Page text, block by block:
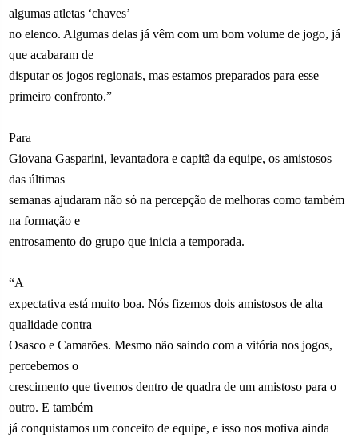
algumas atletas ‘chaves’
no elenco. Algumas delas já vêm com um bom volume de jogo, já
que acabaram de
disputar os jogos regionais, mas estamos preparados para esse
primeiro confronto.”
Para
Giovana Gasparini, levantadora e capitã da equipe, os amistosos
das últimas
semanas ajudaram não só na percepção de melhoras como também
na formação e
entrosamento do grupo que inicia a temporada.
“A
expectativa está muito boa. Nós fizemos dois amistosos de alta
qualidade contra
Osasco e Camarões. Mesmo não saindo com a vitória nos jogos,
percebemos o
crescimento que tivemos dentro de quadra de um amistoso para o
outro. E também
já conquistamos um conceito de equipe, e isso nos motiva ainda